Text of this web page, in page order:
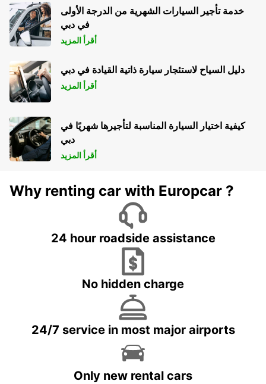
خدمة تأجير السيارات الشهرية من الدرجة الأولى
في دبي
أقرأ المزيد
دليل السياح لاستئجار سيارة ذاتية القيادة في دبي
أقرأ المزيد
كيفية اختيار السيارة المناسبة لتأجيرها شهريًا في
دبي
أقرأ المزيد
Why renting car with Europcar ?
24 hour roadside assistance
No hidden charge
24/7 service in most major airports
Only new rental cars